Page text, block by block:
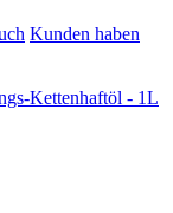
Kunden haben
Kettenhaftöl - 1L